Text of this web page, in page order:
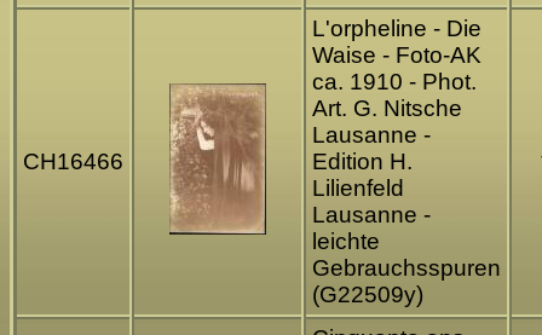
CH16466
L'orpheline - Die
Waise - Foto-AK
ca. 1910 - Phot.
Art. G. Nitsche
Lausanne -
Edition H.
Lilienfeld
Lausanne -
leichte
Gebrauchsspuren
(G22509y)